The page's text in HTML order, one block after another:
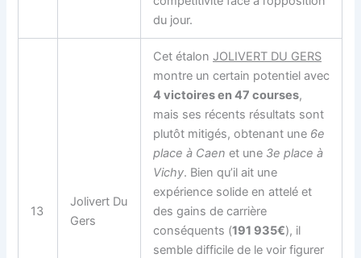
du jour.
13
Jolivert Du
Gers
Cet étalon JOLIVERT DU GERS
montre un certain potentiel avec
4 victoires en 47 courses,
mais ses récents résultats sont
plutôt mitigés, obtenant une 6e
place à Caen et une 3e place à
Vichy. Bien qu’il ait une
expérience solide en attelé et
des gains de carrière
conséquents (191 935€), il
semble difficile de le voir figurer